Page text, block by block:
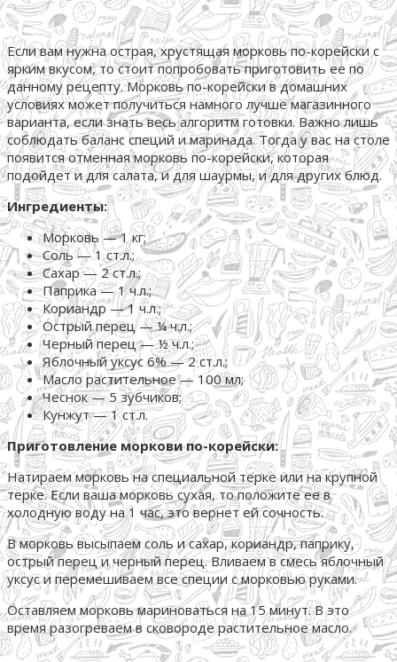
Если вам нужна острая, хрустящая морковь по-корейски с
ярким вкусом, то стоит попробовать приготовить ее по
данному рецепту. Морковь по-корейски в домашних
условиях может получиться намного лучше магазинного
варианта, если знать весь алгоритм готовки. Важно лишь
соблюдать баланс специй и маринада. Тогда у вас на столе
появится отменная морковь по-корейски, которая
подойдет и для салата, и для шаурмы, и для других блюд.
Ингредиенты:
Морковь — 1 кг;
Соль — 1 ст.л.;
Сахар — 2 ст.л.;
Паприка — 1 ч.л.;
Кориандр — 1 ч.л.;
Острый перец — ¼ ч.л.;
Черный перец — ½ ч.л.;
Яблочный уксус 6% — 2 ст.л.;
Масло растительное — 100 мл;
Чеснок — 5 зубчиков;
Кунжут — 1 ст.л.
Приготовление моркови по-корейски:
Натираем морковь на специальной терке или на крупной
терке. Если ваша морковь сухая, то положите ее в
холодную воду на 1 час, это вернет ей сочность.
В морковь высыпаем соль и сахар, кориандр, паприку,
острый перец и черный перец. Вливаем в смесь яблочный
уксус и перемешиваем все специи с морковью руками.
Оставляем морковь мариноваться на 15 минут. В это
время разогреваем в сковороде растительное масло.